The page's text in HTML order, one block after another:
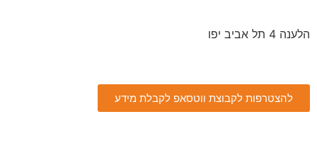
הלענה 4 תל אביב יפו
להצטרפות לקבוצת ווטסאפ לקבלת מידע